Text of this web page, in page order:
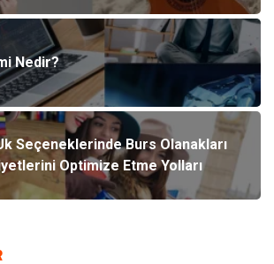
Nedir?
Seçeneklerinde Burs Olanakları
Optimize Etme Yolları